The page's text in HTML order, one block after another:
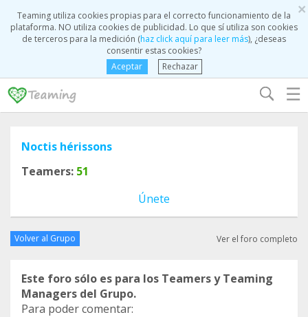
×
Teaming utiliza cookies propias para el correcto funcionamiento de la
plataforma. NO utiliza cookies de publicidad. Lo que sí utiliza son cookies
de terceros para la medición (haz click aquí para leer más), ¿deseas
consentir estas cookies?
Aceptar
Rechazar
☰
Noctis hérissons
Teamers: 51
Únete
Volver al Grupo Ver el foro completo
Este foro sólo es para los Teamers y Teaming
Managers del Grupo.
Para poder comentar: